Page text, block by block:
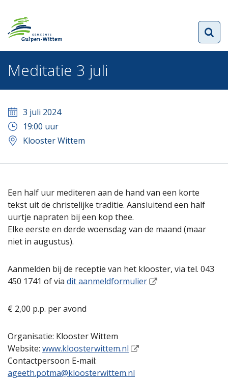
Meditatie 3 juli
3 juli 2024
19:00 uur
Klooster Wittem
Een half uur mediteren aan de hand van een korte
tekst uit de christelijke traditie. Aansluitend een half
uurtje napraten bij een kop thee.
Elke eerste en derde woensdag van de maand (maar
niet in augustus).
Aanmelden bij de receptie van het klooster, via tel. 043
450 1741 of via dit aanmeldformulier
€ 2,00 p.p. per avond
Organisatie: Klooster Wittem
Website: www.kloosterwittem.nl
Contactpersoon E-mail:
ageeth.potma@kloosterwittem.nl